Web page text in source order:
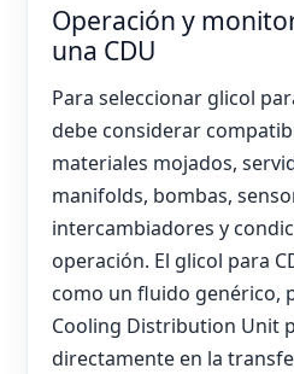
Operación y
una CDU
Para seleccionar glicol
debe considerar
materiales mojados,
manifolds, bombas,
intercambiadores y
operación. El glicol para
como un fluido genérico,
Cooling Distribution Unit
directamente en la